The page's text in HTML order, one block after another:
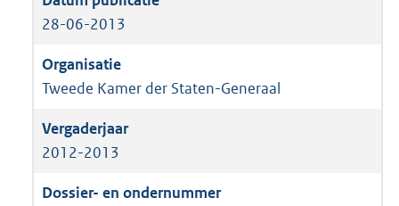
28-06-2013
Tweede Kamer der Staten-Generaal
2012-2013